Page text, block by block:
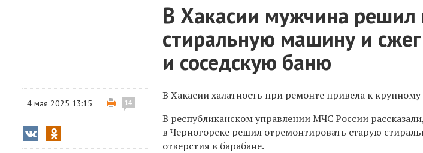
В Хакасии мужчина решил
стиральную машину и сжег
и соседскую баню
4 мая 2025 13:15 14
В Хакасии халатность при ремонте привела к
В республиканском управлении МЧС России
в Черногорске решил отремонтировать старую
отверстия в барабане.